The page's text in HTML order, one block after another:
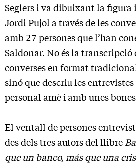
Seglers i va dibuixant la figura
Jordi Pujol a través de les
amb 27 persones que l’han
Saldonar. No és la transcripció
converses en format
sinó que descriu les
personal amè i amb unes
El ventall de persones
des dels tres autors del llibre
que un banco, más que una